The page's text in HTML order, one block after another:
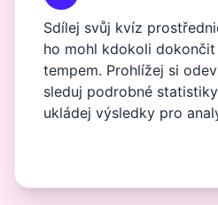
Sdílej svůj kvíz
ho mohl kdokoli
tempem. Prohlížej si
sleduj podrobné
ukládej výsledky pro